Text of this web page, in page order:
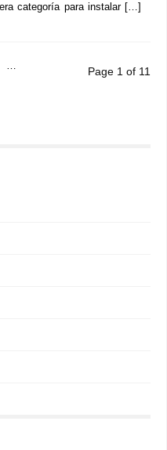
categoría para instalar […]
… Page 1 of 11